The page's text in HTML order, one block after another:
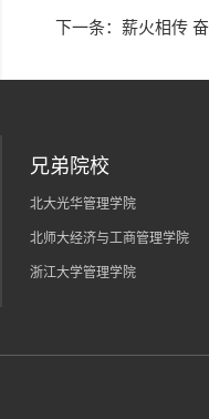
下一条： 薪火相传
兄弟院校
北大光华管理学院
北师大经济与工商管理学院
浙江大学管理学院